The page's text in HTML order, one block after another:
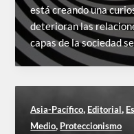
está creando una
deterioran las
capas de la sociedad
Asia-Pacífico, Editorial,
Medio, Proteccionismo